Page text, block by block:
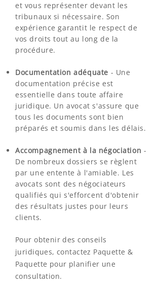
et vous représenter devant les
tribunaux si nécessaire. Son
expérience garantit le respect de
vos droits tout au long de la
procédure.
Documentation adéquate - Une
documentation précise est
essentielle dans toute affaire
juridique. Un avocat s'assure que
tous les documents sont bien
préparés et soumis dans les délais.
Accompagnement à la négociation -
De nombreux dossiers se règlent
par une entente à l'amiable. Les
avocats sont des négociateurs
qualifiés qui s'efforcent d'obtenir
des résultats justes pour leurs
clients.
Pour obtenir des conseils
juridiques, contactez Paquette &
Paquette pour planifier une
consultation.